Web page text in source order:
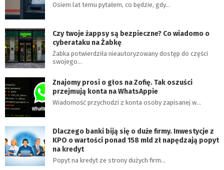
Osiem lat temu pytałem, co będzie, gdy…
Czy twoje żappsy są bezpieczne? Co wiadomo o
cyberataku na Żabkę
Żabka potwierdziła nieautoryzowany dostęp do części
swojego…
Znajomy prosi o głos na Zofię. Tak oszuści
przejmują konta na WhatsAppie
Wiadomość przychodzi z konta osoby zapisanej w…
Dlaczego banki biją się o duże firmy. Inwestycje z
KPO o wartości ponad 158 mld zł napędzają popyt
na kredyt
Popyt na kredyt ze strony dużych firm…